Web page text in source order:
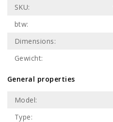
SKU:
btw:
Dimensions:
Gewicht:
General properties
Model:
Type: